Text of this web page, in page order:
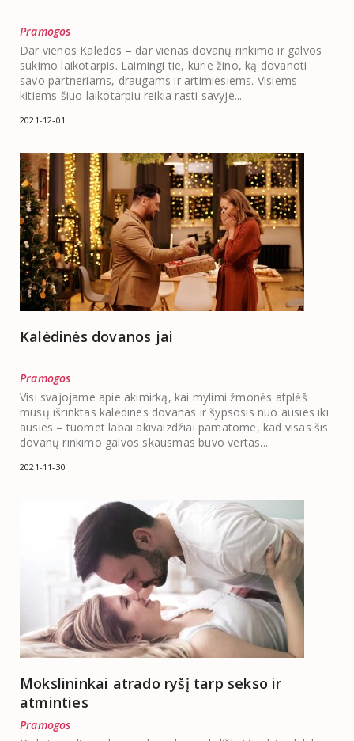
Pramogos
Dar vienos Kalėdos – dar vienas dovanų rinkimo ir galvos
sukimo laikotarpis. Laimingi tie, kurie žino, ką dovanoti
savo partneriams, draugams ir artimiesiems. Visiems
kitiems šiuo laikotarpiu reikia rasti savyje...
2021-12-01
Kalėdinės dovanos jai
Pramogos
Visi svajojame apie akimirką, kai mylimi žmonės atplėš
mūsų išrinktas kalėdines dovanas ir šypsosis nuo ausies iki
ausies – tuomet labai akivaizdžiai pamatome, kad visas šis
dovanų rinkimo galvos skausmas buvo vertas...
2021-11-30
Mokslininkai atrado ryšį tarp sekso ir
atminties
Pramogos